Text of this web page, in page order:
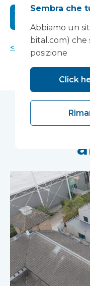
< Torna alle notizie
Sembra che
Abbiamo un
bital.com) che
posizione
Click